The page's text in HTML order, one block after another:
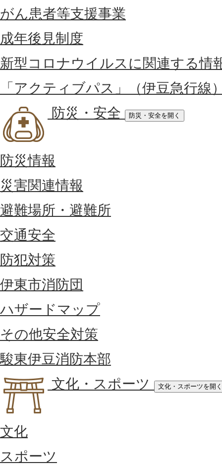
がん患者等支援事業
成年後見制度
新型コロナウイルスに関連する情
「アクティブパス」（伊豆急行線
防災・安全
防災・安全を開く
防災情報
災害関連情報
避難場所・避難所
交通安全
防犯対策
伊東市消防団
ハザードマップ
その他安全対策
駿東伊豆消防本部
文化・スポーツ
文化・スポーツを開く
文化
スポーツ